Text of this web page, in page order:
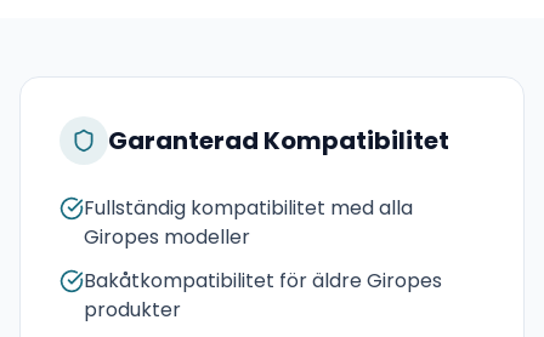
Garanterad Kompatibilitet
Fullständig kompatibilitet med alla
Giropes modeller
Bakåtkompatibilitet för äldre Giropes
produkter